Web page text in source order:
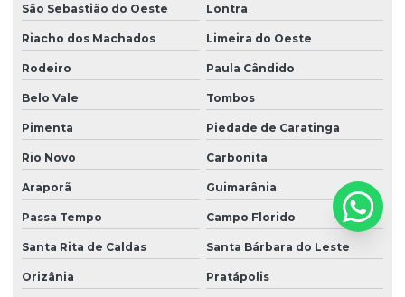
São Sebastião do Oeste Lontra
Riacho dos Machados Limeira do Oeste
Rodeiro Paula Cândido
Belo Vale Tombos
Pimenta Piedade de Caratinga
Rio Novo Carbonita
Araporã Guimarânia
Passa Tempo Campo Florido
Santa Rita de Caldas Santa Bárbara do Leste
Orizânia Pratápolis